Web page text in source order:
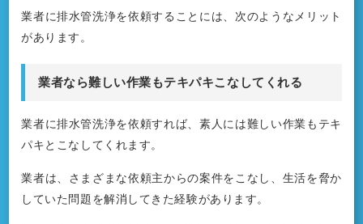
業者に排水管洗浄を依頼することには、次のようなメリット
があります。
業者なら難しい作業もテキパキこなしてくれる
業者に排水管洗浄を依頼すれば、素人には難しい作業もテキ
パキとこなしてくれます。
業者は、さまざまな依頼主からの案件をこなし、生活を脅か
していた問題を解消してきた経験があります。